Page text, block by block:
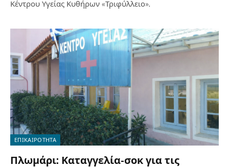
Κέντρου Υγείας Κυθήρων «Τριφύλλειο».
ΕΠΙΚΑΙΡΟΤΗΤΑ
Πλωμάρι: Καταγγελία-σοκ για τις